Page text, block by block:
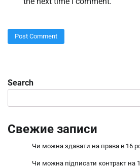
Search
Свежие записи
Чи можна здавати на права в 16
Чи можна підписати контракт на